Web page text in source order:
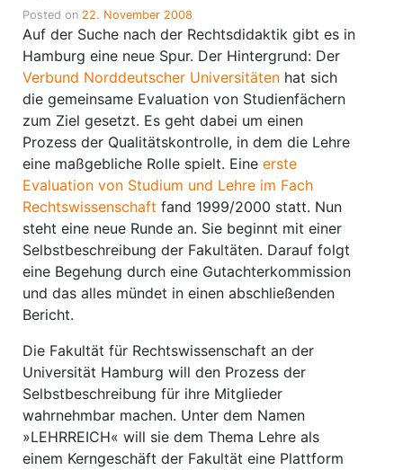
Posted on 22. November 2008
Auf der Suche nach der Rechtsdidaktik gibt es in
Hamburg eine neue Spur. Der Hintergrund: Der
Verbund Norddeutscher Universitäten hat sich
die gemeinsame Evaluation von Studienfächern
zum Ziel gesetzt. Es geht dabei um einen
Prozess der Qualitätskontrolle, in dem die Lehre
eine maßgebliche Rolle spielt. Eine erste
Evaluation von Studium und Lehre im Fach
Rechtswissenschaft fand 1999/2000 statt. Nun
steht eine neue Runde an. Sie beginnt mit einer
Selbstbeschreibung der Fakultäten. Darauf folgt
eine Begehung durch eine Gutachterkommission
und das alles mündet in einen abschließenden
Bericht.
Die Fakultät für Rechtswissenschaft an der
Universität Hamburg will den Prozess der
Selbstbeschreibung für ihre Mitglieder
wahrnehmbar machen. Unter dem Namen
»LEHRREICH« will sie dem Thema Lehre als
einem Kerngeschäft der Fakultät eine Plattform